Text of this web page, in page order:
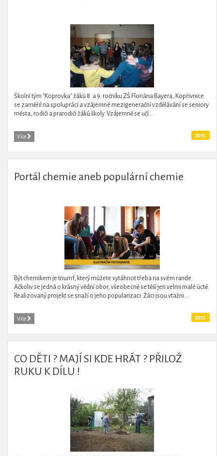
Školní tým "Koprovka" žáků 8. a 9. ročníku ZŠ Floriána Bayera, Kopřivnice
se zaměřil na spolupráci a vzájemné mezigenerační vzdělávání se seniory
města, rodiči a prarodiči žáků školy. Vzájemně se učí...
Více 2015
Portál chemie aneb populární chemie
Být chemikem je triumf, který můžete vytáhnot třeba na svém rande.
Ačkoliv se jedná o krásný vědní obor, všeobecně se těší jen velmi malé úctě.
Realizovaný projekt se snaží o jeho popularizaci. Žáci jsou vtažni...
Více 2015
CO DĚTI ? MAJÍ SI KDE HRÁT ? PŘILOŽ
RUKU K DÍLU !